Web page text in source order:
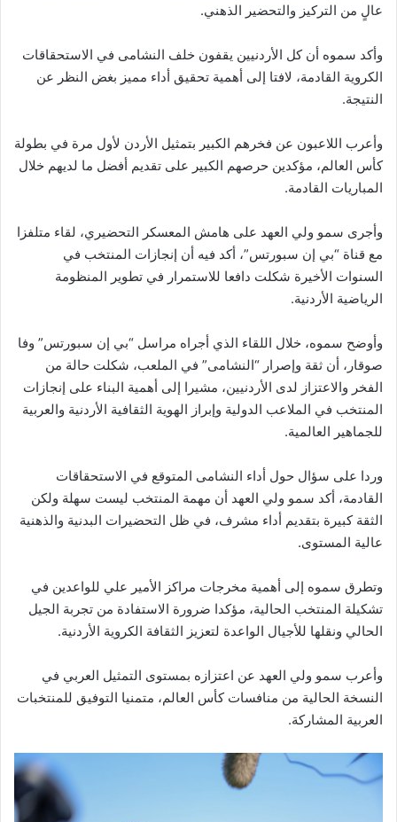
عالٍ من التركيز والتحضير الذهني.
وأكد سموه أن كل الأردنيين يقفون خلف النشامى في الاستحقاقات
الكروية القادمة، لافتا إلى أهمية تحقيق أداء مميز بغض النظر عن
النتيجة.
وأعرب اللاعبون عن فخرهم الكبير بتمثيل الأردن لأول مرة في بطولة
كأس العالم، مؤكدين حرصهم الكبير على تقديم أفضل ما لديهم خلال
المباريات القادمة.
وأجرى سمو ولي العهد على هامش المعسكر التحضيري، لقاء متلفزا
مع قناة “بي إن سبورتس”، أكد فيه أن إنجازات المنتخب في
السنوات الأخيرة شكلت دافعا للاستمرار في تطوير المنظومة
الرياضية الأردنية.
وأوضح سموه، خلال اللقاء الذي أجراه مراسل “بي إن سبورتس” وفا
صوقار، أن ثقة وإصرار “النشامى” في الملعب، شكلت حالة من
الفخر والاعتزاز لدى الأردنيين، مشيرا إلى أهمية البناء على إنجازات
المنتخب في الملاعب الدولية وإبراز الهوية الثقافية الأردنية والعربية
للجماهير العالمية.
وردا على سؤال حول أداء النشامى المتوقع في الاستحقاقات
القادمة، أكد سمو ولي العهد أن مهمة المنتخب ليست سهلة ولكن
الثقة كبيرة بتقديم أداء مشرف، في ظل التحضيرات البدنية والذهنية
عالية المستوى.
وتطرق سموه إلى أهمية مخرجات مراكز الأمير علي للواعدين في
تشكيلة المنتخب الحالية، مؤكدا ضرورة الاستفادة من تجربة الجيل
الحالي ونقلها للأجيال الواعدة لتعزيز الثقافة الكروية الأردنية.
وأعرب سمو ولي العهد عن اعتزازه بمستوى التمثيل العربي في
النسخة الحالية من منافسات كأس العالم، متمنيا التوفيق للمنتخبات
العربية المشاركة.